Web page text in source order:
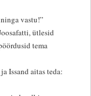
vastu!”
ütlesid
tema
Issand aitas teda: